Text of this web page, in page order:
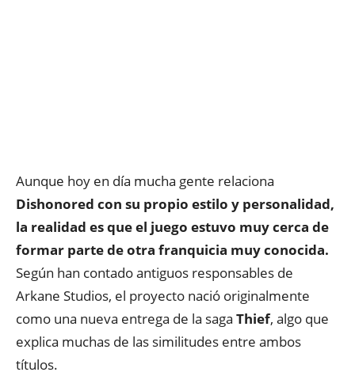
Aunque hoy en día mucha gente relaciona
Dishonored con su propio estilo y personalidad,
la realidad es que el juego estuvo muy cerca de
formar parte de otra franquicia muy conocida.
Según han contado antiguos responsables de
Arkane Studios, el proyecto nació originalmente
como una nueva entrega de la saga Thief, algo que
explica muchas de las similitudes entre ambos
títulos.